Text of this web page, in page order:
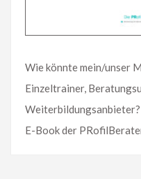
Wie könnte mein/unser
Einzeltrainer,
E-Book der